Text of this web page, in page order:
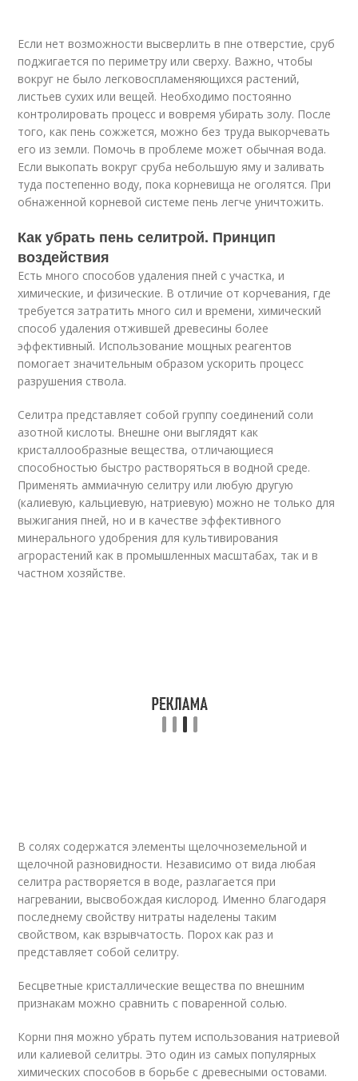
Если нет возможности высверлить в пне отверстие, сруб
поджигается по периметру или сверху. Важно, чтобы
вокруг не было легковоспламеняющихся растений,
листьев сухих или вещей. Необходимо постоянно
контролировать процесс и вовремя убирать золу. После
того, как пень сожжется, можно без труда выкорчевать
его из земли. Помочь в проблеме может обычная вода.
Если выкопать вокруг сруба небольшую яму и заливать
туда постепенно воду, пока корневища не оголятся. При
обнаженной корневой системе пень легче уничтожить.
Как убрать пень селитрой. Принцип
воздействия
Есть много способов удаления пней с участка, и
химические, и физические. В отличие от корчевания, где
требуется затратить много сил и времени, химический
способ удаления отжившей древесины более
эффективный. Использование мощных реагентов
помогает значительным образом ускорить процесс
разрушения ствола.
Селитра представляет собой группу соединений соли
азотной кислоты. Внешне они выглядят как
кристаллообразные вещества, отличающиеся
способностью быстро растворяться в водной среде.
Применять аммиачную селитру или любую другую
(калиевую, кальциевую, натриевую) можно не только для
выжигания пней, но и в качестве эффективного
минерального удобрения для культивирования
агрорастений как в промышленных масштабах, так и в
частном хозяйстве.
В солях содержатся элементы щелочноземельной и
щелочной разновидности. Независимо от вида любая
селитра растворяется в воде, разлагается при
нагревании, высвобождая кислород. Именно благодаря
последнему свойству нитраты наделены таким
свойством, как взрывчатость. Порох как раз и
представляет собой селитру.
Бесцветные кристаллические вещества по внешним
признакам можно сравнить с поваренной солью.
Корни пня можно убрать путем использования натриевой
или калиевой селитры. Это один из самых популярных
химических способов в борьбе с древесными остовами.